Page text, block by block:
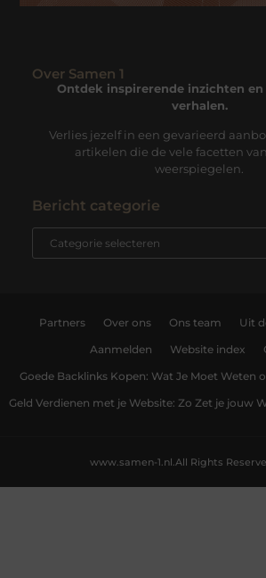
Over Samen 1
Ontdek inspirerende inzichten
verhalen.
Verlies jezelf in een gevarieerd
artikelen die de vele facetten
weerspiegelen.
Bericht categorie
Partners Over ons Ons team Uit
Aanmelden Website index
Goede Backlinks Kopen: Wat Je Moet Weten
Geld Verdienen met je Website: Zo Zet je jouw
All Rights
www.samen-1.nl.